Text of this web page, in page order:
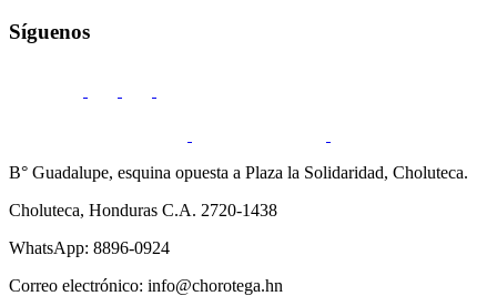
Síguenos
B° Guadalupe, esquina opuesta a Plaza la Solidaridad, Choluteca.
Choluteca, Honduras C.A. 2720-1438
WhatsApp: 8896-0924
Correo electrónico: info@chorotega.hn